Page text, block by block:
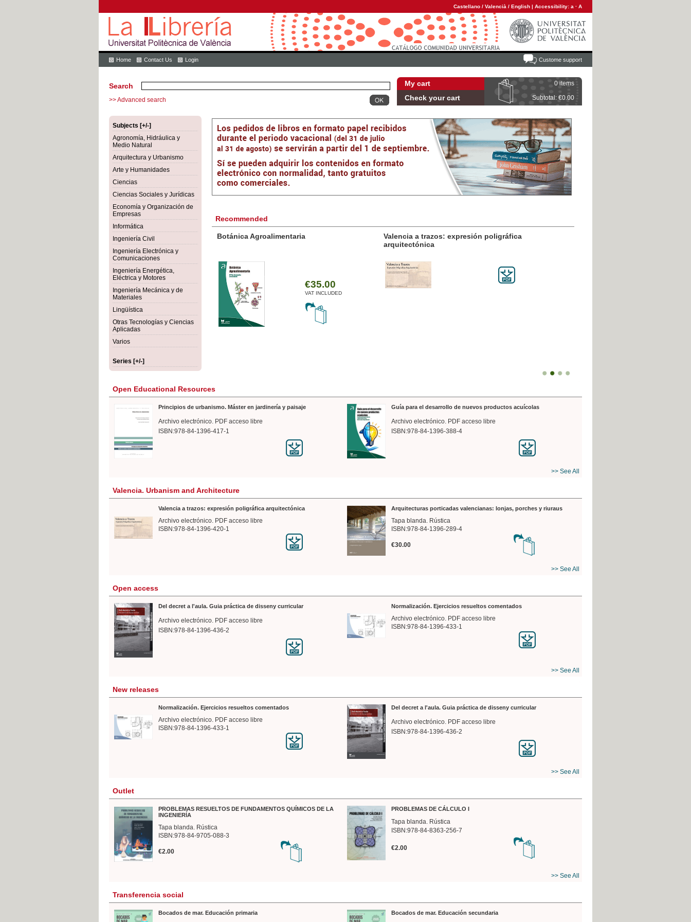
Castellano / Valencià / English | Accessibility: a · A
Custome support
Home Contact Us Login
My cart 0 items
Check your cart Subtotal: €0.00
Search
>> Advanced search
Subjects [+/-]
Agronomía, Hidráulica y
Medio Natural
Arquitectura y Urbanismo
Arte y Humanidades
Ciencias
Ciencias Sociales y Jurídicas
Economía y Organización de
Empresas
Informática
Ingeniería Civil
Ingeniería Electrónica y
Comunicaciones
Ingeniería Energética,
Eléctrica y Motores
Ingeniería Mecánica y de
Materiales
Lingüística
Otras Tecnologías y Ciencias
Aplicadas
Varios
Series [+/-]
Recommended
Botánica Agroalimentaria
€35.00
VAT INCLUDED
Valencia a trazos: expresión poligráfica
arquitectónica
Open Educational Resources
Principios de urbanismo. Máster en jardinería y paisaje
Archivo electrónico. PDF acceso libre
ISBN:978-84-1396-417-1
Guía para el desarrollo de nuevos productos acuícolas
Archivo electrónico. PDF acceso libre
ISBN:978-84-1396-388-4
>> See All
Valencia. Urbanism and Architecture
Valencia a trazos: expresión poligráfica arquitectónica
Archivo electrónico. PDF acceso libre
ISBN:978-84-1396-420-1
Arquitecturas porticadas valencianas: lonjas, porches y riuraus
Tapa blanda. Rústica
ISBN:978-84-1396-289-4
€30.00
>> See All
Open access
Del decret a l'aula. Guia práctica de disseny curricular
Archivo electrónico. PDF acceso libre
ISBN:978-84-1396-436-2
Normalización. Ejercicios resueltos comentados
Archivo electrónico. PDF acceso libre
ISBN:978-84-1396-433-1
>> See All
New releases
Normalización. Ejercicios resueltos comentados
Archivo electrónico. PDF acceso libre
ISBN:978-84-1396-433-1
Del decret a l'aula. Guia práctica de disseny curricular
Archivo electrónico. PDF acceso libre
ISBN:978-84-1396-436-2
>> See All
Outlet
PROBLEMAS RESUELTOS DE FUNDAMENTOS QUÍMICOS DE LA
INGENIERÍA
Tapa blanda. Rústica
ISBN:978-84-9705-088-3
€2.00
PROBLEMAS DE CÁLCULO I
Tapa blanda. Rústica
ISBN:978-84-8363-256-7
€2.00
>> See All
Transferencia social
Bocados de mar. Educación primaria Bocados de mar. Educación secundaria